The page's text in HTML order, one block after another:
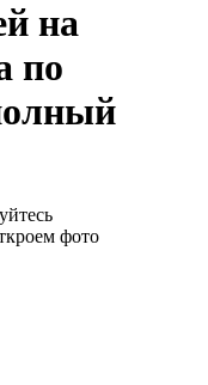
на
по
фото